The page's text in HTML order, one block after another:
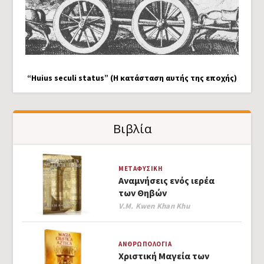
“Huius seculi status” (Η κατάσταση αυτής της εποχής)
Βιβλία
ΜΕΤΑΦΥΣΙΚΉ
Αναμνήσεις ενός ιερέα
των Θηβών
Author
V.M. Kwen Khan Khu
ΑΝΘΡΩΠΟΛΟΓΊΑ
Χριστική Μαγεία των